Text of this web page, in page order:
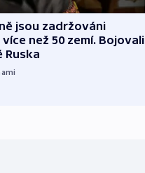
jsou zadržováni
než 50 zemí. Bojovali
Ruska